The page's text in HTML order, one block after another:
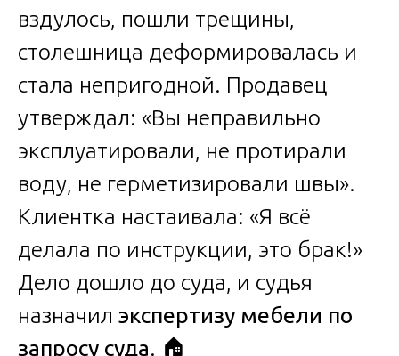
вздулось, пошли трещины,
столешница деформировалась и
стала непригодной. Продавец
утверждал: «Вы неправильно
эксплуатировали, не протирали
воду, не герметизировали швы».
Клиентка настаивала: «Я всё
делала по инструкции, это брак!»
Дело дошло до суда, и судья
назначил экспертизу мебели по
запросу суда. 🏠